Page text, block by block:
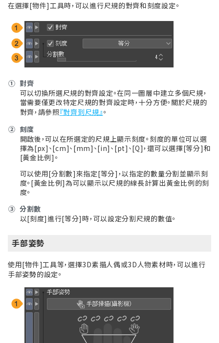
在選擇[物件]工具時，可以進行尺規的對齊和刻度設定。
① 對齊
可以切換所選尺規的對齊設定。在同一圖層中建立多個尺規，
當需要僅更改特定尺規的對齊設定時，十分方便。關於尺規的
對齊，請參照『對齊到尺規』。
② 刻度
開啟後，可以在所選定的尺規上顯示刻度。刻度的單位可以選
擇為[px]、[cm]、[mm]、[in]、[pt]、[Q]，還可以選擇[等分]和
[黃金比例]。
可以使用[分割數]來指定[等分]，以指定的數量分割並顯示刻
度。[黃金比例]為可以顯示以尺規的線長計算出黃金比例的刻
度。
③ 分割數
以[刻度]進行[等分]時，可以設定分割尺規的數值。
手部姿勢
使用[物件]工具等，選擇3D素描人偶或3D人物素材時，可以進行
手部姿勢的設定。